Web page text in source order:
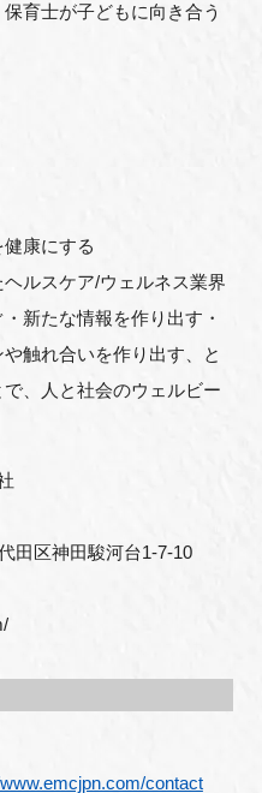
育士が子どもに向き合う
康にする
ルスケア/ウェルネス業界
新たな情報を作り出す・
触れ合いを作り出す、と
、人と社会のウェルビー
田区神田駿河台1-7-10
contact